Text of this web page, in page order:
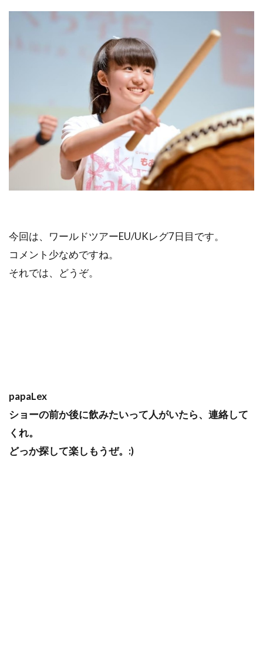
今回は、ワールドツアーEU/UKレグ7日目です。
コメント少なめですね。
それでは、どうぞ。
papaLex
ショーの前か後に飲みたいって人がいたら、連絡して
くれ。
どっか探して楽しもうぜ。:)